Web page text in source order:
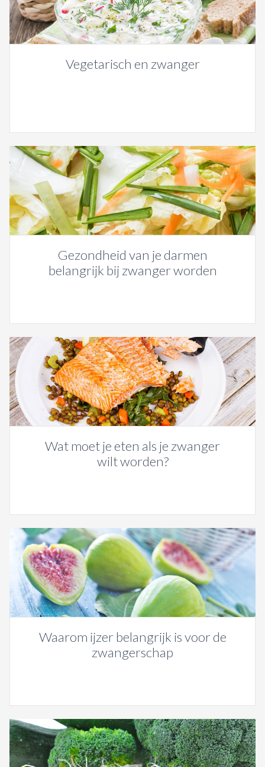
Vegetarisch en zwanger
Gezondheid van je darmen
belangrijk bij zwanger worden
Wat moet je eten als je zwanger
wilt worden?
Waarom ijzer belangrijk is voor de
zwangerschap